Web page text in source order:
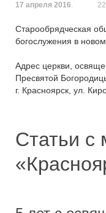
17 апреля 2016.
Старообрядческая
богослужения в
Адрес церкви,
Пресвятой
г. Красноярск, ул.
Статьи с